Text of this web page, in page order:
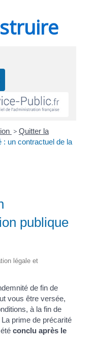
> Quitter la
: un contractuel de la
publique
légale et
de fin de
vous être versée,
à la fin de
prime de précarité
étéconclu après le